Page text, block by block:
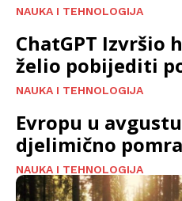
NAUKA I TEHNOLOGIJA
ChatGPT Izvršio
želio pobijediti
NAUKA I TEHNOLOGIJA
Evropu u
djelimično
NAUKA I TEHNOLOGIJA